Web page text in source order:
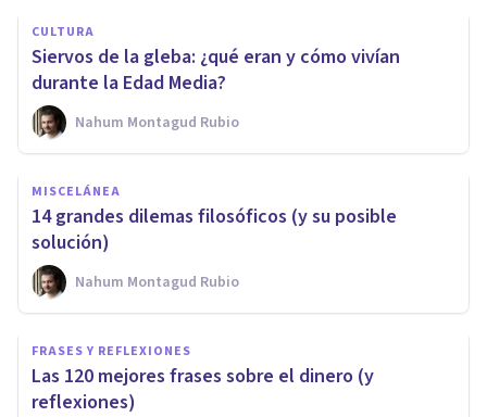
CULTURA
Siervos de la gleba: ¿qué eran y cómo vivían
durante la Edad Media?
Nahum Montagud Rubio
MISCELÁNEA
14 grandes dilemas filosóficos (y su posible
solución)
Nahum Montagud Rubio
FRASES Y REFLEXIONES
Las 120 mejores frases sobre el dinero (y
reflexiones)